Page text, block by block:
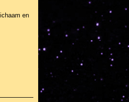
en